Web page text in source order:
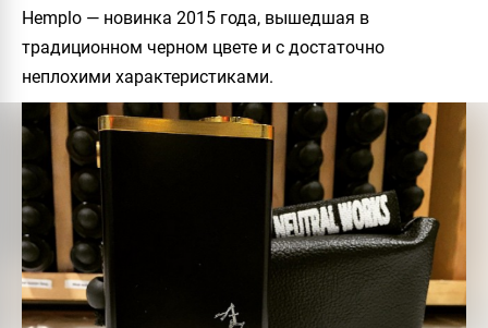
Hemplo — новинка 2015 года, вышедшая в
традиционном черном цвете и с достаточно
неплохими характеристиками.